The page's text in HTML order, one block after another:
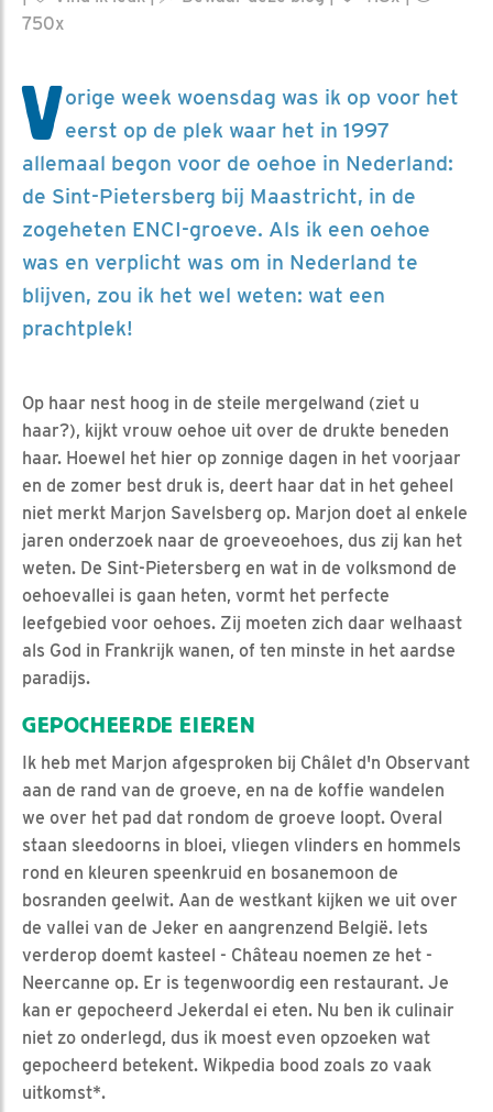
750x
Vorige week woensdag was ik op voor het
eerst op de plek waar het in 1997
allemaal begon voor de oehoe in Nederland:
de Sint-Pietersberg bij Maastricht, in de
zogeheten ENCI-groeve. Als ik een oehoe
was en verplicht was om in Nederland te
blijven, zou ik het wel weten: wat een
prachtplek!
Op haar nest hoog in de steile mergelwand (ziet u
haar?), kijkt vrouw oehoe uit over de drukte beneden
haar. Hoewel het hier op zonnige dagen in het voorjaar
en de zomer best druk is, deert haar dat in het geheel
niet merkt Marjon Savelsberg op. Marjon doet al enkele
jaren onderzoek naar de groeveoehoes, dus zij kan het
weten. De Sint-Pietersberg en wat in de volksmond de
oehoevallei is gaan heten, vormt het perfecte
leefgebied voor oehoes. Zij moeten zich daar welhaast
als God in Frankrijk wanen, of ten minste in het aardse
paradijs.
GEPOCHEERDE EIEREN
Ik heb met Marjon afgesproken bij Châlet d'n Observant
aan de rand van de groeve, en na de koffie wandelen
we over het pad dat rondom de groeve loopt. Overal
staan sleedoorns in bloei, vliegen vlinders en hommels
rond en kleuren speenkruid en bosanemoon de
bosranden geelwit. Aan de westkant kijken we uit over
de vallei van de Jeker en aangrenzend België. Iets
verderop doemt kasteel - Château noemen ze het -
Neercanne op. Er is tegenwoordig een restaurant. Je
kan er gepocheerd Jekerdal ei eten. Nu ben ik culinair
niet zo onderlegd, dus ik moest even opzoeken wat
gepocheerd betekent. Wikpedia bood zoals zo vaak
uitkomst*.